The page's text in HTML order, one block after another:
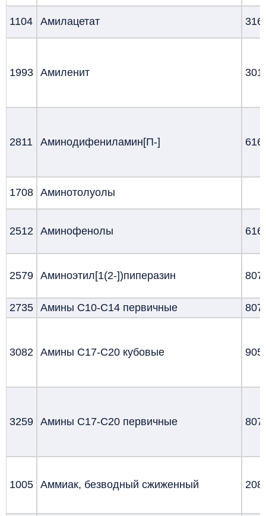
1104 Амилацетат 316
1993 Амиленит 301
2811 Аминодифениламин[П-] 616
1708 Аминотолуолы
2512 Аминофенолы 616
2579 Аминоэтил[1(2-])пиперазин 807
2735 Амины С10-С14 первичные 807
3082 Амины С17-С20 кубовые 905
3259 Амины С17-С20 первичные 807
1005 Аммиак, безводный сжиженный 208